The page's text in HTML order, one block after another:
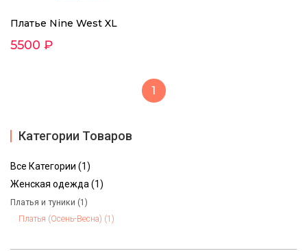
Платье Nine West XL
5500 ₽
1
Категории Товаров
Все Категории (1)
Женская одежда (1)
Платья и туники (1)
Платья (Осень-Весна) (1)